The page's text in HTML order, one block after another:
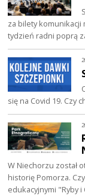
za bilety komunikacji
tydzień radni poprą
się na Covid 19. Czy
W Niechorzu został
historię Pomorza.
edukacyjnymi "Ryby